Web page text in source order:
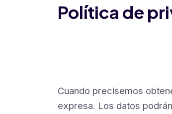
Política de
Cuando precisemos
expresa. Los datos